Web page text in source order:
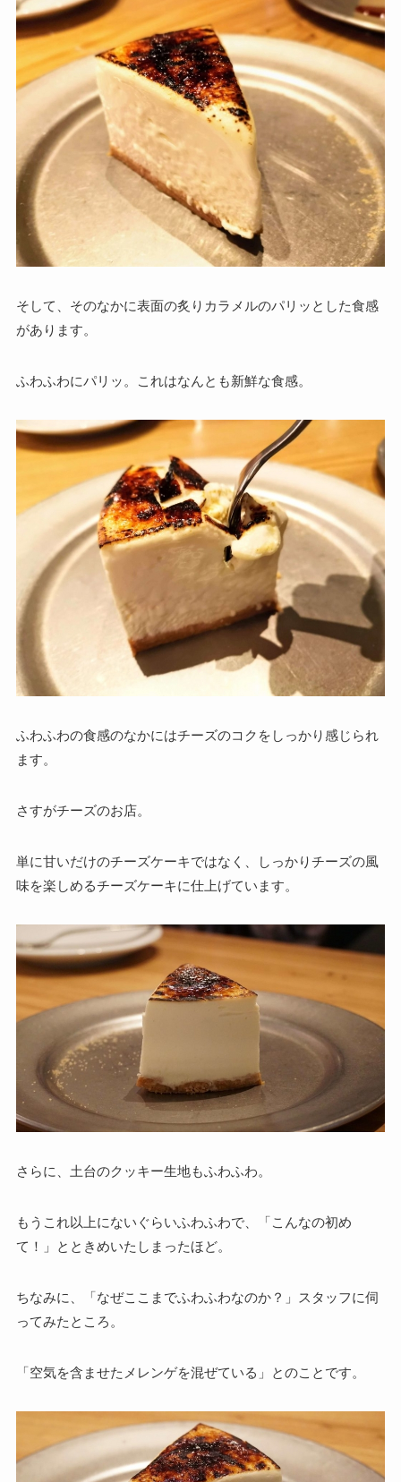
そして、そのなかに表面の炙りカラメルのパリッとした食感
があります。
ふわふわにパリッ。これはなんとも新鮮な食感。
ふわふわの食感のなかにはチーズのコクをしっかり感じられ
ます。
さすがチーズのお店。
単に甘いだけのチーズケーキではなく、しっかりチーズの風
味を楽しめるチーズケーキに仕上げています。
さらに、土台のクッキー生地もふわふわ。
もうこれ以上にないぐらいふわふわで、「こんなの初め
て！」とときめいたしまったほど。
ちなみに、「なぜここまでふわふわなのか？」スタッフに伺
ってみたところ。
「空気を含ませたメレンゲを混ぜている」とのことです。